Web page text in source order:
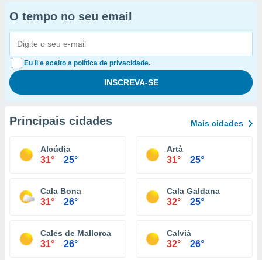
O tempo no seu email
Eu li e aceito a política de privacidade.
Principais cidades Mais cidades
Alcúdia
31° 25°
Artà
31° 25°
Cala Bona
31° 26°
Cala Galdana
32° 25°
Cales de Mallorca
31° 26°
Calvià
32° 26°